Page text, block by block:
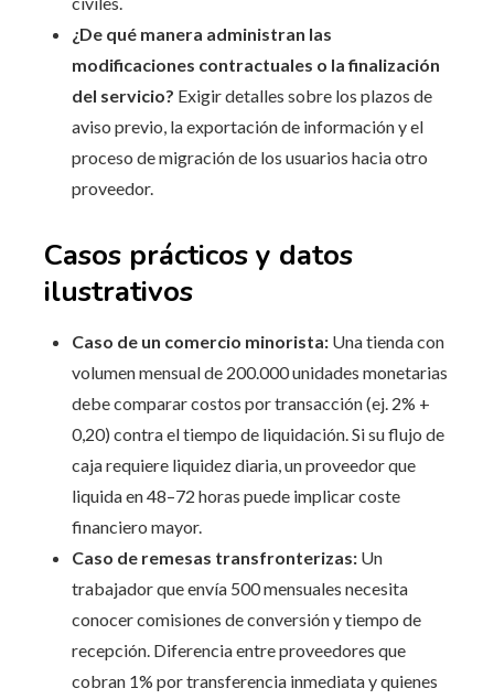
¿De qué manera administran las
modificaciones contractuales o la finalización
del servicio? Exigir detalles sobre los plazos de
aviso previo, la exportación de información y el
proceso de migración de los usuarios hacia otro
proveedor.
Casos prácticos y datos
ilustrativos
Caso de un comercio minorista: Una tienda con
volumen mensual de 200.000 unidades monetarias
debe comparar costos por transacción (ej. 2% +
0,20) contra el tiempo de liquidación. Si su flujo de
caja requiere liquidez diaria, un proveedor que
liquida en 48–72 horas puede implicar coste
financiero mayor.
Caso de remesas transfronterizas: Un
trabajador que envía 500 mensuales necesita
conocer comisiones de conversión y tiempo de
recepción. Diferencia entre proveedores que
cobran 1% por transferencia inmediata y quienes